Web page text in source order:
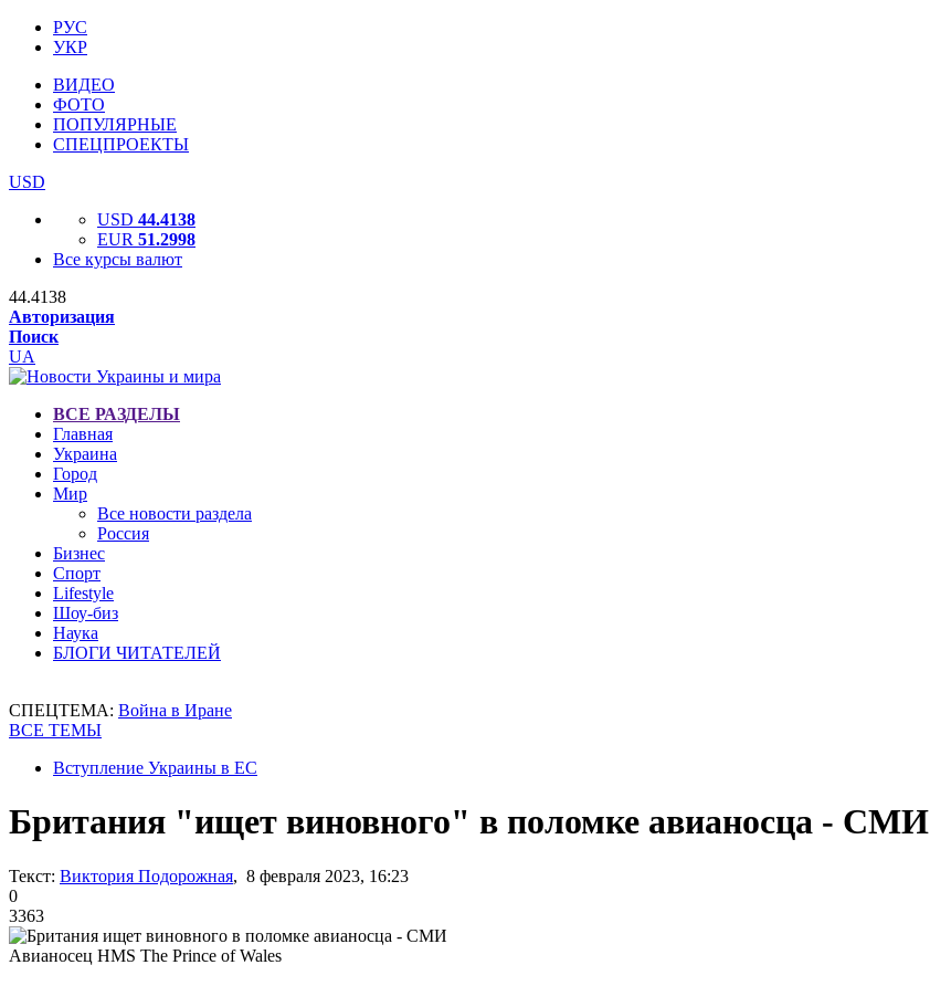
РУС
УКР
ВИДЕО
ФОТО
ПОПУЛЯРНЫЕ
СПЕЦПРОЕКТЫ
USD
USD 44.4138
EUR 51.2998
Все курсы валют
44.4138
Авторизация
Поиск
UA
ВСЕ РАЗДЕЛЫ
Главная
Украина
Город
Мир
Все новости раздела
Россия
Бизнес
Спорт
Lifestyle
Шоу-биз
Наука
БЛОГИ ЧИТАТЕЛЕЙ
СПЕЦТЕМА: Война в Иране
ВСЕ ТЕМЫ
Вступление Украины в ЕС
Британия "ищет виновного" в поломке авианосца - СМИ
Текст: Виктория Подорожная, 8 февраля 2023, 16:23
0
3363
Авианосец HMS The Prince of Wales